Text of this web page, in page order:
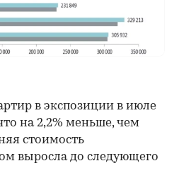
в экспозиции в июле
на 2,2% меньше, чем
стоимость
выросла до следующего